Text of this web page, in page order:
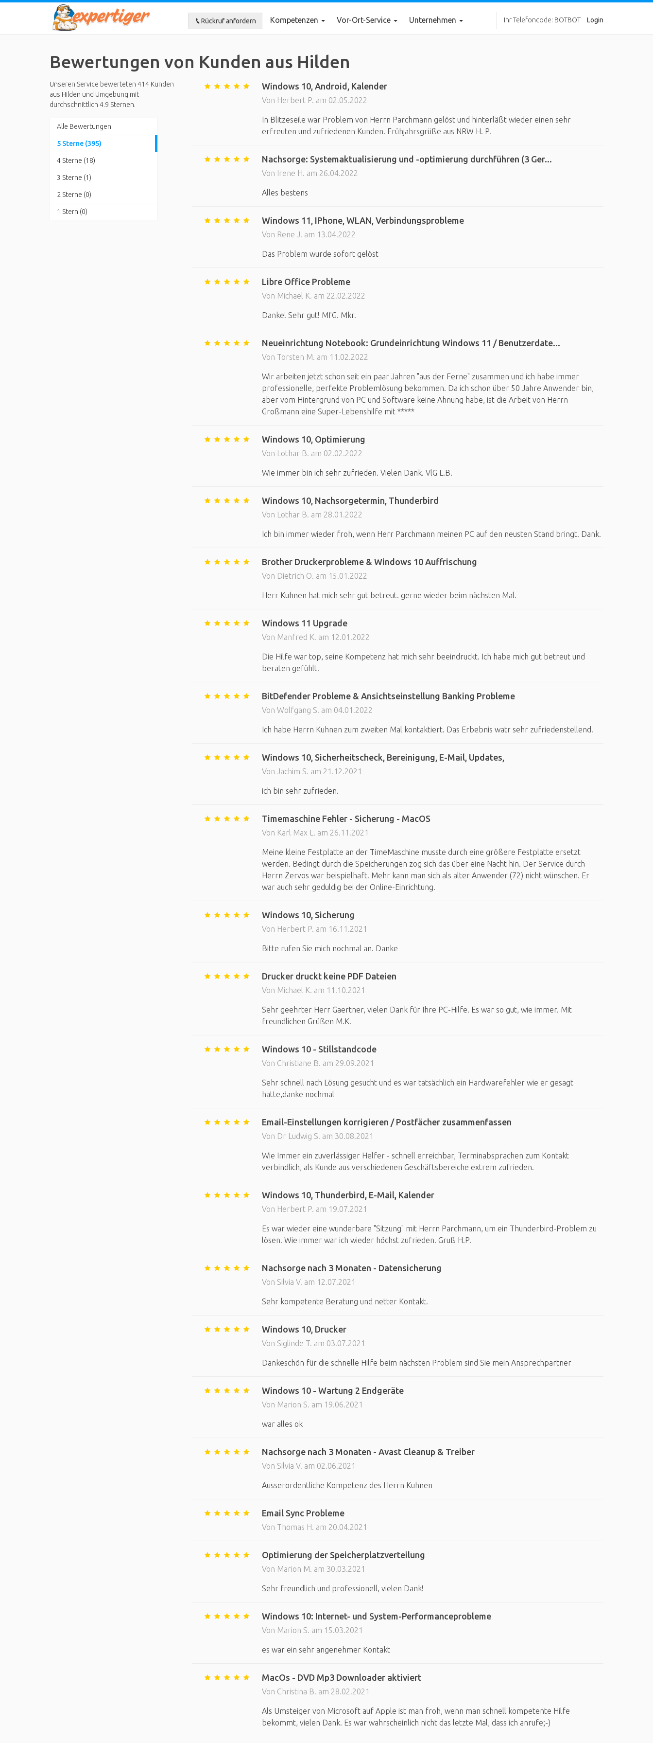
Rückruf anfordern Kompetenzen Vor-Ort-Service Unternehmen Ihr Telefoncode: BOTBOT Login
Bewertungen von Kunden aus Hilden
Unseren Service bewerteten 414 Kunden
aus Hilden und Umgebung mit
durchschnittlich 4.9 Sternen.
Alle Bewertungen
5 Sterne (395)
4 Sterne (18)
3 Sterne (1)
2 Sterne (0)
1 Stern (0)
Windows 10, Android, Kalender
Von Herbert P. am 02.05.2022
In Blitzeseile war Problem von Herrn Parchmann gelöst und hinterläßt wieder einen sehr
erfreuten und zufriedenen Kunden. Frühjahrsgrüße aus NRW H. P.
Nachsorge: Systemaktualisierung und -optimierung durchführen (3 Ger...
Von Irene H. am 26.04.2022
Alles bestens
Windows 11, IPhone, WLAN, Verbindungsprobleme
Von Rene J. am 13.04.2022
Das Problem wurde sofort gelöst
Libre Office Probleme
Von Michael K. am 22.02.2022
Danke! Sehr gut! MfG. Mkr.
Neueinrichtung Notebook: Grundeinrichtung Windows 11 / Benutzerdate...
Von Torsten M. am 11.02.2022
Wir arbeiten jetzt schon seit ein paar Jahren "aus der Ferne" zusammen und ich habe immer
professionelle, perfekte Problemlösung bekommen. Da ich schon über 50 Jahre Anwender bin,
aber vom Hintergrund von PC und Software keine Ahnung habe, ist die Arbeit von Herrn
Großmann eine Super-Lebenshilfe mit *****
Windows 10, Optimierung
Von Lothar B. am 02.02.2022
Wie immer bin ich sehr zufrieden. Vielen Dank. VlG L.B.
Windows 10, Nachsorgetermin, Thunderbird
Von Lothar B. am 28.01.2022
Ich bin immer wieder froh, wenn Herr Parchmann meinen PC auf den neusten Stand bringt. Dank.
Brother Druckerprobleme & Windows 10 Auffrischung
Von Dietrich O. am 15.01.2022
Herr Kuhnen hat mich sehr gut betreut. gerne wieder beim nächsten Mal.
Windows 11 Upgrade
Von Manfred K. am 12.01.2022
Die Hilfe war top, seine Kompetenz hat mich sehr beeindruckt. Ich habe mich gut betreut und
beraten gefühlt!
BitDefender Probleme & Ansichtseinstellung Banking Probleme
Von Wolfgang S. am 04.01.2022
Ich habe Herrn Kuhnen zum zweiten Mal kontaktiert. Das Erbebnis watr sehr zufriedenstellend.
Windows 10, Sicherheitscheck, Bereinigung, E-Mail, Updates,
Von Jachim S. am 21.12.2021
ich bin sehr zufrieden.
Timemaschine Fehler - Sicherung - MacOS
Von Karl Max L. am 26.11.2021
Meine kleine Festplatte an der TimeMaschine musste durch eine größere Festplatte ersetzt
werden. Bedingt durch die Speicherungen zog sich das über eine Nacht hin. Der Service durch
Herrn Zervos war beispielhaft. Mehr kann man sich als alter Anwender (72) nicht wünschen. Er
war auch sehr geduldig bei der Online-Einrichtung.
Windows 10, Sicherung
Von Herbert P. am 16.11.2021
Bitte rufen Sie mich nochmal an. Danke
Drucker druckt keine PDF Dateien
Von Michael K. am 11.10.2021
Sehr geehrter Herr Gaertner, vielen Dank für Ihre PC-Hilfe. Es war so gut, wie immer. Mit
freundlichen Grüßen M.K.
Windows 10 - Stillstandcode
Von Christiane B. am 29.09.2021
Sehr schnell nach Lösung gesucht und es war tatsächlich ein Hardwarefehler wie er gesagt
hatte,danke nochmal
Email-Einstellungen korrigieren / Postfächer zusammenfassen
Von Dr Ludwig S. am 30.08.2021
Wie Immer ein zuverlässiger Helfer - schnell erreichbar, Terminabsprachen zum Kontakt
verbindlich, als Kunde aus verschiedenen Geschäftsbereiche extrem zufrieden.
Windows 10, Thunderbird, E-Mail, Kalender
Von Herbert P. am 19.07.2021
Es war wieder eine wunderbare "Sitzung" mit Herrn Parchmann, um ein Thunderbird-Problem zu
lösen. Wie immer war ich wieder höchst zufrieden. Gruß H.P.
Nachsorge nach 3 Monaten - Datensicherung
Von Silvia V. am 12.07.2021
Sehr kompetente Beratung und netter Kontakt.
Windows 10, Drucker
Von Siglinde T. am 03.07.2021
Dankeschön für die schnelle Hilfe beim nächsten Problem sind Sie mein Ansprechpartner
Windows 10 - Wartung 2 Endgeräte
Von Marion S. am 19.06.2021
war alles ok
Nachsorge nach 3 Monaten - Avast Cleanup & Treiber
Von Silvia V. am 02.06.2021
Ausserordentliche Kompetenz des Herrn Kuhnen
Email Sync Probleme
Von Thomas H. am 20.04.2021
Optimierung der Speicherplatzverteilung
Von Marion M. am 30.03.2021
Sehr freundlich und professionell, vielen Dank!
Windows 10: Internet- und System-Performanceprobleme
Von Marion S. am 15.03.2021
es war ein sehr angenehmer Kontakt
MacOs - DVD Mp3 Downloader aktiviert
Von Christina B. am 28.02.2021
Als Umsteiger von Microsoft auf Apple ist man froh, wenn man schnell kompetente Hilfe
bekommt, vielen Dank. Es war wahrscheinlich nicht das letzte Mal, dass ich anrufe;-)